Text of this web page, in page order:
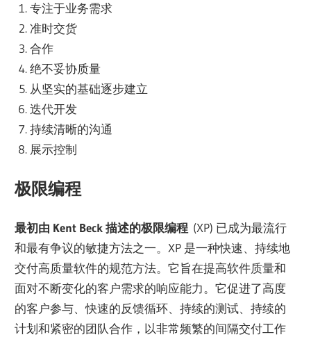
专注于业务需求
准时交货
合作
绝不妥协质量
从坚实的基础逐步建立
迭代开发
持续清晰的沟通
展示控制
极限编程
最初由 Kent Beck 描述的极限编程 (XP) 已成为最流行
和最有争议的敏捷方法之一。XP 是一种快速、持续地
交付高质量软件的规范方法。它旨在提高软件质量和
面对不断变化的客户需求的响应能力。它促进了高度
的客户参与、快速的反馈循环、持续的测试、持续的
计划和紧密的团队合作，以非常频繁的间隔交付工作